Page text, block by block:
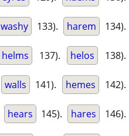
washy 133). harem 134).
helms 137). helos 138).
walls 141). hemes 142).
hears 145). hares 146).